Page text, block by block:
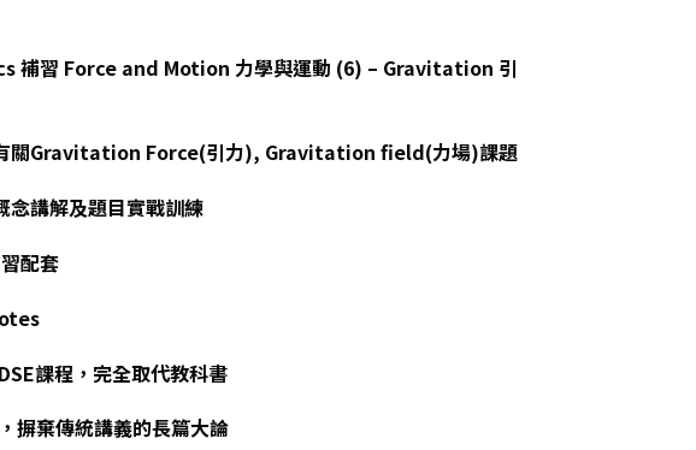
補習 Force and Motion 力學與運動 (6) – Gravitation 引
關Gravitation Force(引力), Gravitation field(力場)課題
念講解及題目實戰訓練
配套
課程，完全取代教科書
摒棄傳統講義的長篇大論